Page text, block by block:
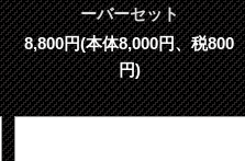
ーバーセット
8,800円(本体8,000円、税800
円)